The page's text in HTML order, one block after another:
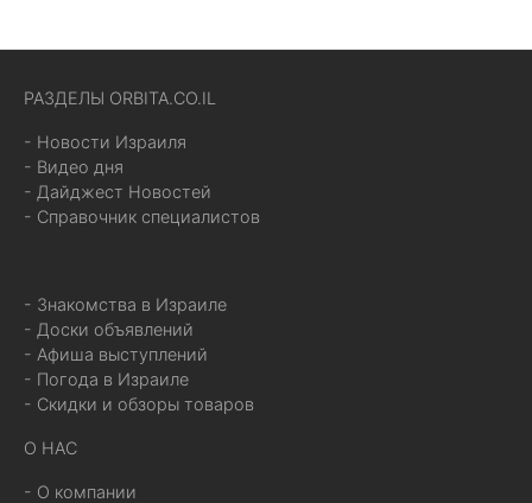
РАЗДЕЛЫ ORBITA.CO.IL
- Новости Израиля
- Видео дня
- Дайджест Новостей
- Справочник специалистов
- Знакомства в Израиле
- Доски объявлений
- Афиша выступлений
- Погода в Израиле
- Скидки и обзоры товаров
О НАС
- О компании